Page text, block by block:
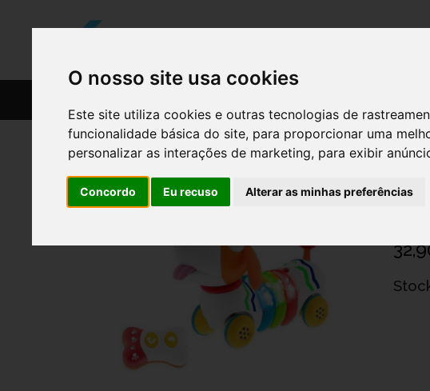
O nosso site usa cookies
Este site utiliza cookies e outras tecnologias de
funcionalidade básica do site, para proporcionar uma
personalizar as interações de marketing, para exibir
Concordo Eu recuso Alterar as minhas preferências
Ref.: